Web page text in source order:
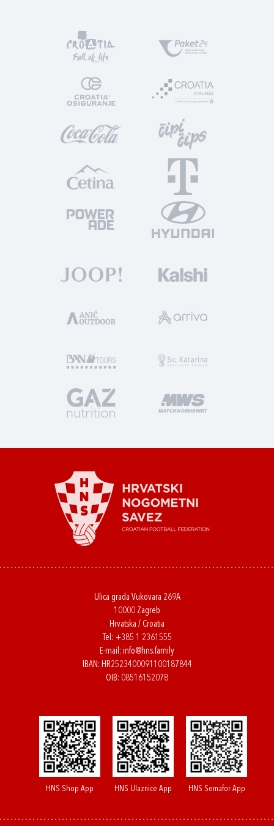
Ulica grada Vukovara 269A
10000 Zagreb
Hrvatska / Croatia
Tel: +385 1 2361555
E-mail: info@hns.family
IBAN: HR2523400091100187844
OIB: 08516152078
HNS Shop App HNS Ulaznice App HNS Semafor App